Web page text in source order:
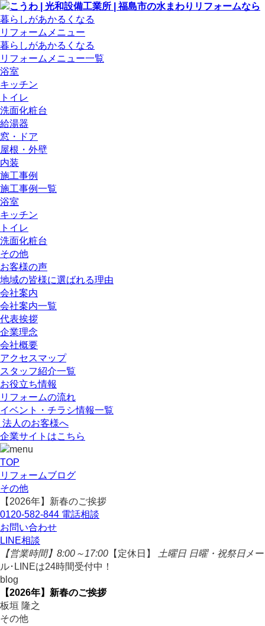
暮らしがあかるくなる
リフォームメニュー
暮らしがあかるくなる
リフォームメニュー一覧
浴室
キッチン
トイレ
洗面化粧台
給湯器
窓・ドア
屋根・外壁
内装
施工事例
施工事例一覧
浴室
キッチン
トイレ
洗面化粧台
その他
お客様の声
地域の皆様に選ばれる理由
会社案内
会社案内一覧
代表挨拶
企業理念
会社概要
アクセスマップ
スタッフ紹介一覧
お役立ち情報
リフォームの流れ
イベント・チラシ情報一覧
法人のお客様へ
企業サイトはこちら
TOP
リフォームブログ
その他
【2026年】新春のご挨拶
0120-582-844 電話相談
お問い合わせ
LINE相談
【営業時間】8:00～17:00 【定休日】 土曜日 日曜・祝祭日 メー
ル･LINEは24時間受付中！
blog
【2026年】新春のご挨拶
板垣 隆之
その他